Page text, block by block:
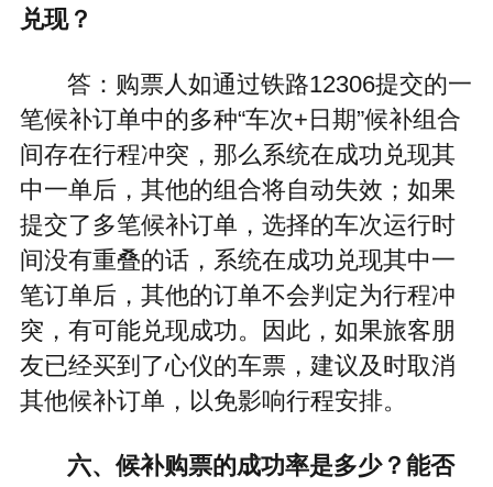
兑现？
答：购票人如通过铁路12306提交的一
笔候补订单中的多种“车次+日期”候补组合
间存在行程冲突，那么系统在成功兑现其
中一单后，其他的组合将自动失效；如果
提交了多笔候补订单，选择的车次运行时
间没有重叠的话，系统在成功兑现其中一
笔订单后，其他的订单不会判定为行程冲
突，有可能兑现成功。因此，如果旅客朋
友已经买到了心仪的车票，建议及时取消
其他候补订单，以免影响行程安排。
六、候补购票的成功率是多少？能否